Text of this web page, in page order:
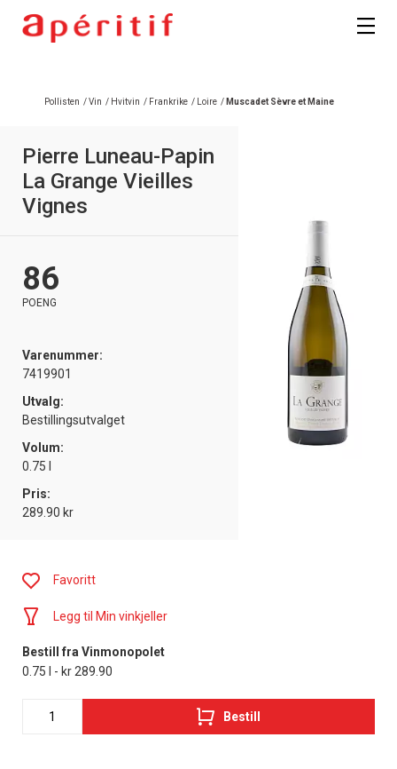
Pollisten /Vin / Hvitvin / Frankrike / Loire / Muscadet Sèvre et Maine
Pierre Luneau-Papin
La Grange Vieilles
Vignes
86
POENG
Varenummer:
7419901
Utvalg:
Bestillingsutvalget
Volum:
0.75 l
Pris:
289.90 kr
Favoritt
Legg til Min vinkjeller
Bestill fra Vinmonopolet
0.75 l - kr 289.90
Bestill